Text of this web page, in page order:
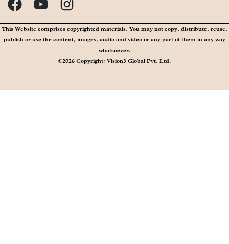
This Website comprises copyrighted materials. You may not copy, distribute, reuse,
publish or use the content, images, audio and video or any part of them in any way
whatsoever.
©2026 Copyright: Vision3 Global Pvt. Ltd.